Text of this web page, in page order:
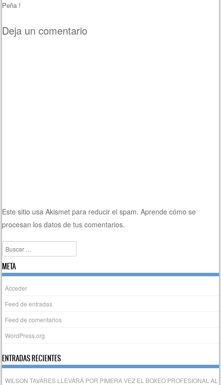
Navegación de entradas
Peña !
Deja un comentario
Este sitio usa Akismet para reducir el spam.Aprende cómo se
procesan los datos de tus comentarios.
Buscar
META
Acceder
Feed de entradas
Feed de comentarios
WordPress.org
ENTRADAS RECIENTES
WILSON TAVARES LLEVARÁ POR PIMERA VEZ EL BOXEO PROFESIONAL AL